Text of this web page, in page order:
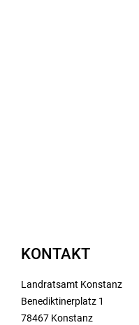
KONTAKT
Landratsamt Konstanz
Benediktinerplatz 1
78467 Konstanz